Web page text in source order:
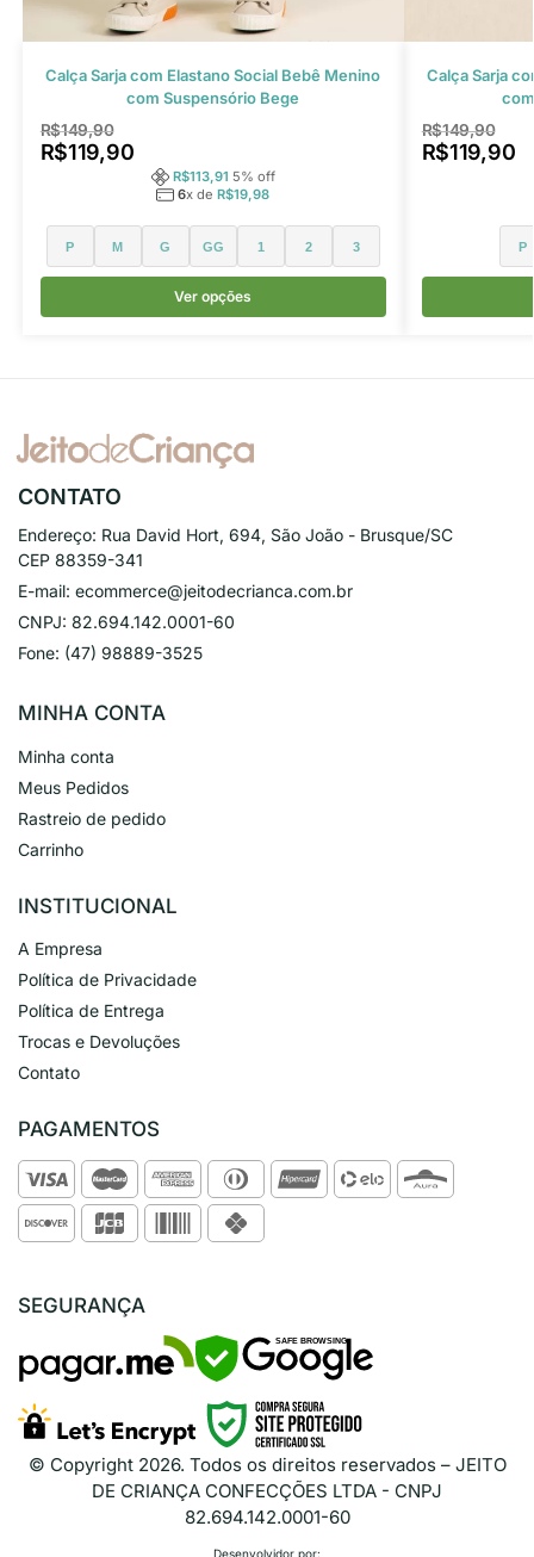
Calça Sarja com Elastano Social Bebê Menino
com Suspensório Bege
R$149,90
R$119,90
R$113,91 5% off
6x deR$19,98
P M G GG 1 2 3
Ver opções
Calça Sarja
R$149,90
R$119,90
P
CONTATO
Endereço: Rua David Hort, 694, São João - Brusque/SC
CEP 88359-341
E-mail: ecommerce@jeitodecrianca.com.br
CNPJ: 82.694.142.0001-60
Fone: (47) 98889-3525
MINHA CONTA
Minha conta
Meus Pedidos
Rastreio de pedido
Carrinho
INSTITUCIONAL
A Empresa
Política de Privacidade
Política de Entrega
Trocas e Devoluções
Contato
PAGAMENTOS
SEGURANÇA
SAFE BROWSING
© Copyright 2026. Todos os direitos reservados – JEITO
DE CRIANÇA CONFECÇÕES LTDA - CNPJ
82.694.142.0001-60
Desenvolvidor por: